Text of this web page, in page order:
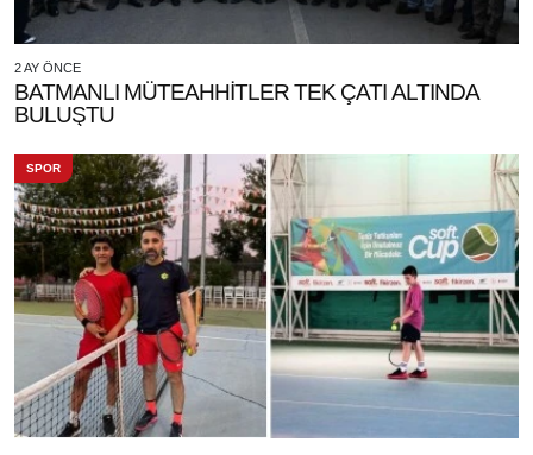
2 AY ÖNCE
BATMANLI MÜTEAHHİTLER TEK ÇATI ALTINDA
BULUŞTU
SPOR